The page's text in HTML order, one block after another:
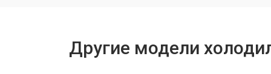
Другие модели